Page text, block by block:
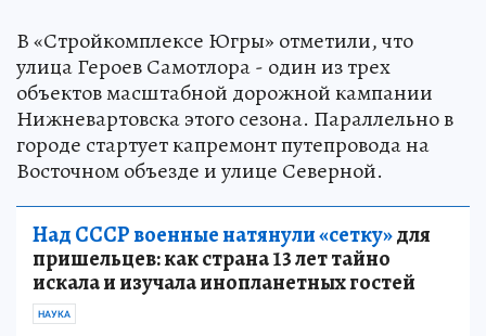
В «Стройкомплексе Югры» отметили, что
улица Героев Самотлора - один из трех
объектов масштабной дорожной кампании
Нижневартовска этого сезона. Параллельно в
городе стартует капремонт путепровода на
Восточном объезде и улице Северной.
Над СССР военные натянули «сетку»для
пришельцев: как страна 13 лет тайно
искала и изучала инопланетных гостей
НАУКА